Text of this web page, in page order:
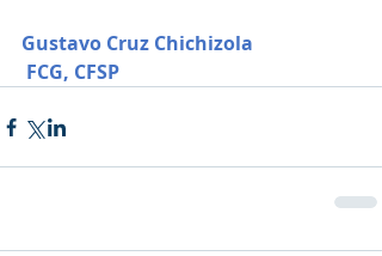
Gustavo Cruz Chichizola
FCG, CFSP